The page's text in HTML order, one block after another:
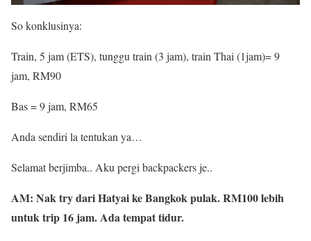
So konklusinya:
Train, 5 jam (ETS), tunggu train (3 jam), train Thai (1jam)= 9
jam, RM90
Bas = 9 jam, RM65
Anda sendiri la tentukan ya…
Selamat berjimba.. Aku pergi backpackers je..
AM: Nak try dari Hatyai ke Bangkok pulak. RM100 lebih
untuk trip 16 jam. Ada tempat tidur.